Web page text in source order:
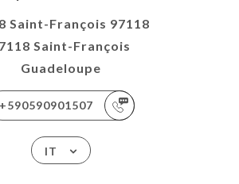
Saint-François 97118
Saint-François
Guadeloupe
+590590901507
IT